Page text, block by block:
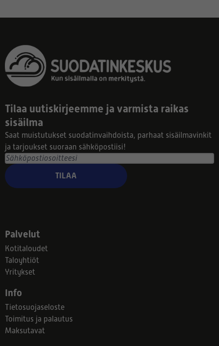
Tilaa uutiskirjeemme ja varmista raikas
sisäilma
Saat muistutukset suodatinvaihdoista, parhaat sisäilmavinkit
ja tarjoukset suoraan sähköpostiisi!
TILAA
Palvelut
Kotitaloudet
Taloyhtiöt
Yritykset
Info
Tietosuojaseloste
Toimitus ja palautus
Maksutavat